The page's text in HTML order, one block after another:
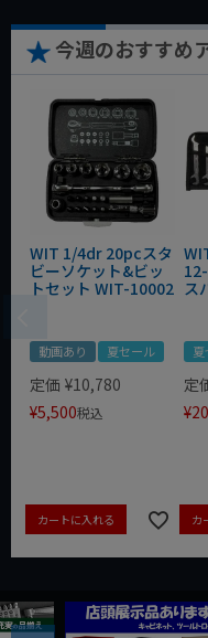
今週のおすすめ
WIT 1/4dr 20pcスタ
ビーソケット&ビッ
トセット WIT-10002
動画あり 夏セール
定価 ¥10,780
¥5,500税込
カートに入れる
ス
定
¥
カ